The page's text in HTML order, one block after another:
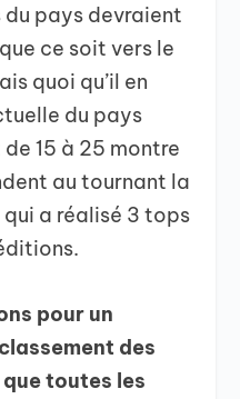
du pays devraient
ce soit vers le
quoi qu’il en
du pays
15 à 25 montre
au tournant la
a réalisé 3 tops
pour un
des
toutes les